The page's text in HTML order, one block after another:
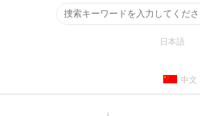
日本語
中文